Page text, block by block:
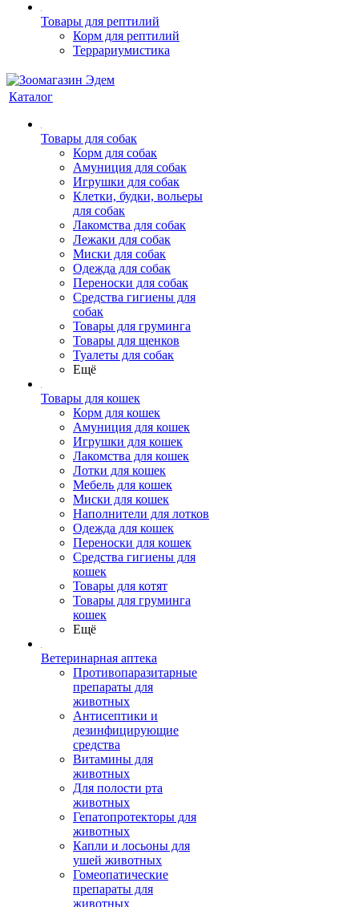
Товары для рептилий
Корм для рептилий
Террариумистика
Каталог
Товары для собак
Корм для собак
Амуниция для собак
Игрушки для собак
Клетки, будки, вольеры
для собак
Лакомства для собак
Лежаки для собак
Миски для собак
Одежда для собак
Переноски для собак
Средства гигиены для
собак
Товары для груминга
Товары для щенков
Туалеты для собак
Ещё
Товары для кошек
Корм для кошек
Амуниция для кошек
Игрушки для кошек
Лакомства для кошек
Лотки для кошек
Мебель для кошек
Миски для кошек
Наполнители для лотков
Одежда для кошек
Переноски для кошек
Средства гигиены для
кошек
Товары для котят
Товары для груминга
кошек
Ещё
Ветеринарная аптека
Противопаразитарные
препараты для
животных
Антисептики и
дезинфицирующие
средства
Витамины для
животных
Для полости рта
животных
Гепатопротекторы для
животных
Капли и лосьоны для
ушей животных
Гомеопатические
препараты для
животных